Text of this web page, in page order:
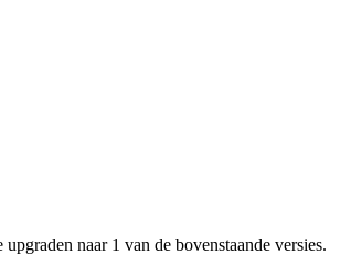
naar 1 van de bovenstaande versies.